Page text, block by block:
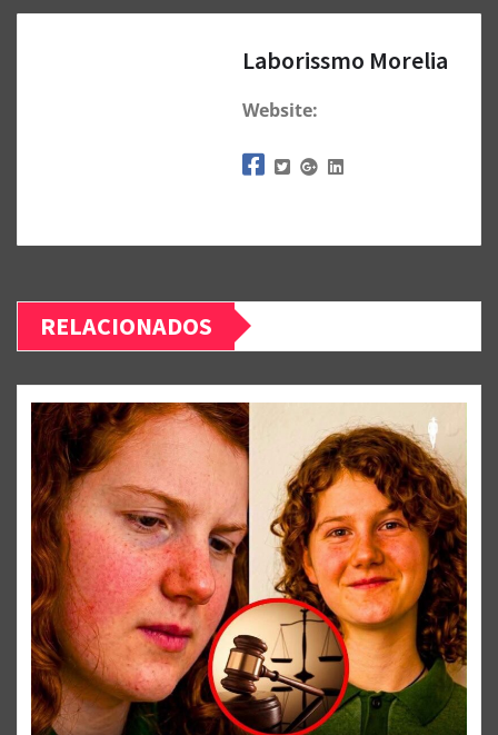
Laborissmo Morelia
Website:
RELACIONADOS